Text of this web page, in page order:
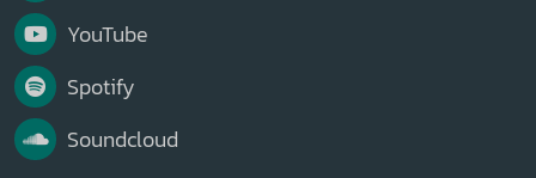
YouTube
Spotify
Soundcloud